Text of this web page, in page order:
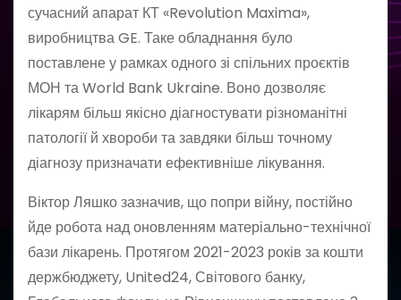
сучасний апарат КТ «Revolution Maxima»,
виробництва GE. Таке обладнання було
поставлене у рамках одного зі спільних проєктів
МОН та World Bank Ukraine. Воно дозволяє
лікарям більш якісно діагностувати різноманітні
патології й хвороби та завдяки більш точному
діагнозу призначати ефективніше лікування.
Віктор Ляшко зазначив, що попри війну, постійно
йде робота над оновленням матеріально-технічної
бази лікарень. Протягом 2021-2023 років за кошти
держбюджету, United24, Світового банку,